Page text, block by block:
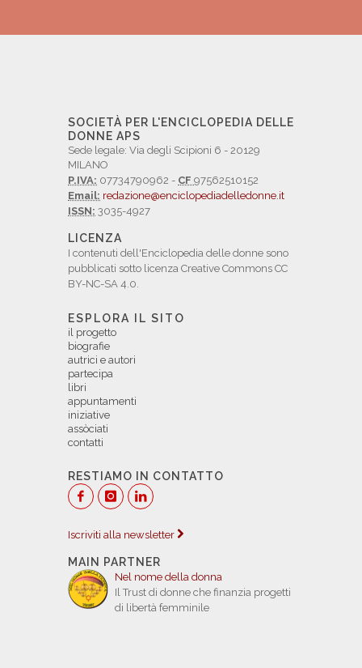
SOCIETÀ PER L'ENCICLOPEDIA DELLE
DONNE APS
Sede legale: Via degli Scipioni 6 - 20129
MILANO
P.IVA: 07734790962 - CF 97562510152
Email: redazione@enciclopediadelledonne.it
ISSN: 3035-4927
LICENZA
I contenuti dell'Enciclopedia delle donne sono
pubblicati sotto licenza Creative Commons CC
BY-NC-SA 4.0.
ESPLORA IL SITO
il progetto
biografie
autrici e autori
partecipa
libri
appuntamenti
iniziative
assòciati
contatti
RESTIAMO IN CONTATTO
Iscriviti alla newsletter
MAIN PARTNER
Nel nome della donna
Il Trust di donne che finanzia progetti
di libertà femminile